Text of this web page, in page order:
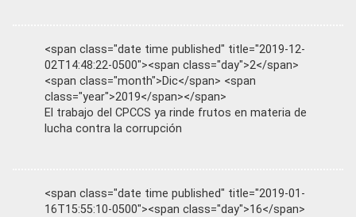
<span class="date time published" title="2019-12-
02T14:48:22-0500"><span class="day">2</span>
<span class="month">Dic</span> <span
class="year">2019</span></span>
El trabajo del CPCCS ya rinde frutos en materia de
lucha contra la corrupción
<span class="date time published" title="2019-01-
16T15:55:10-0500"><span class="day">16</span>